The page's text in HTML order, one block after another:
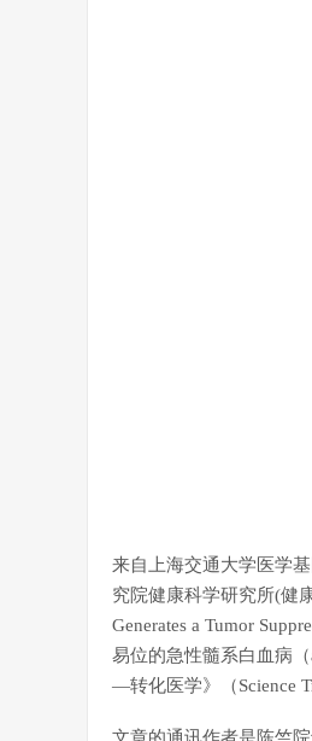
来自上海交通大学医学
究院健康科学研究所(健
Generates a Tumor
易位的急性髓系白血病
—转化医学》（Science